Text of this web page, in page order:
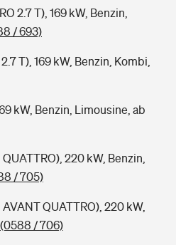
2.7 T), 169 kW, Benzin,
/ 693)
T), 169 kW, Benzin, Kombi,
kW, Benzin, Limousine, ab
220 kW, Benzin,
/ 705)
QUATTRO), 220 kW,
(0588 / 706)